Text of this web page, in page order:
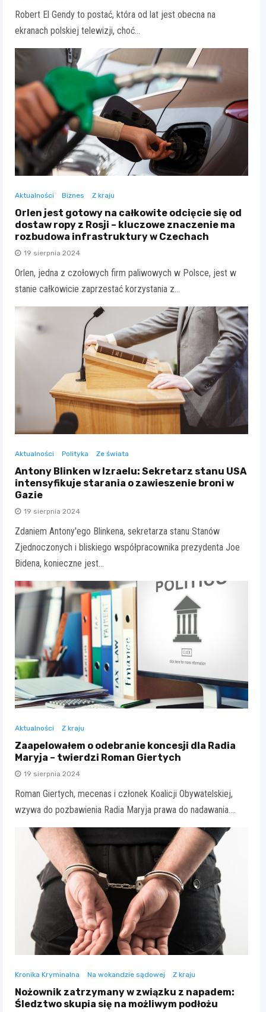
Robert El Gendy to postać, która od lat jest obecna na
ekranach polskiej telewizji, choć…
Aktualności Biznes Z kraju
Orlen jest gotowy na całkowite odcięcie się od
dostaw ropy z Rosji – kluczowe znaczenie ma
rozbudowa infrastruktury w Czechach
19 sierpnia 2024
Orlen, jedna z czołowych firm paliwowych w Polsce, jest w
stanie całkowicie zaprzestać korzystania z…
Aktualności Polityka Ze świata
Antony Blinken w Izraelu: Sekretarz stanu USA
intensyfikuje starania o zawieszenie broni w
Gazie
19 sierpnia 2024
Zdaniem Antony'ego Blinkena, sekretarza stanu Stanów
Zjednoczonych i bliskiego współpracownika prezydenta Joe
Bidena, konieczne jest…
Aktualności Z kraju
Zaapelowałem o odebranie koncesji dla Radia
Maryja – twierdzi Roman Giertych
19 sierpnia 2024
Roman Giertych, mecenas i członek Koalicji Obywatelskiej,
wzywa do pozbawienia Radia Maryja prawa do nadawania.…
Kronika Kryminalna Na wokandzie sądowej Z kraju
Nożownik zatrzymany w związku z napadem:
Śledztwo skupia się na możliwym podłożu